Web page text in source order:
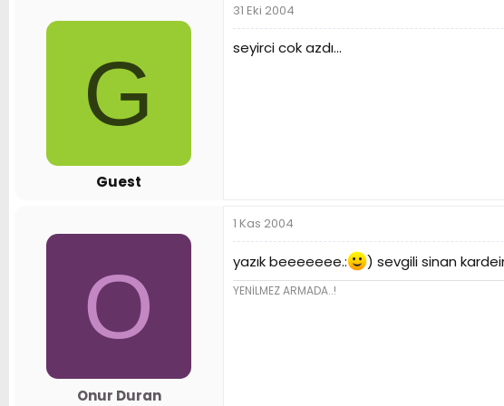
G
Guest
31 Eki 2004
seyirci cok azdı...
O
Onur Duran
1 Kas 2004
yazık beeeeeee.: ) sevgili sinan
YENİLMEZ ARMADA..!